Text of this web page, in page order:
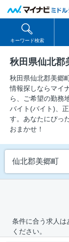
キーワード検索
秋田県仙北郡
秋田県仙北郡美郷
情報探しならマイ
ら、ご希望の勤務
バイト(バイト)、
す。あなたにぴっ
おまかせ！
仙北郡美郷町
条件に合う求人は
ください。